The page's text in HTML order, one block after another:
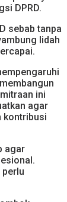
DPRD.
sebab tanpa
lidah
ini
agar
kontribusi
agar
perlu